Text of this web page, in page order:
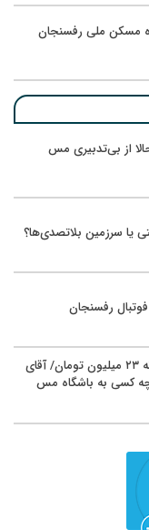
مسکن ملی رفسنجان
از بی‌تدبیری مس
یا سرزمین بلاتصدی‌ها؟
رفسنجان
مدیر غیربومی با دستمزد روزانه ۲۳ میلیون تومان/ آقای
چه کسی به باشگاه مس